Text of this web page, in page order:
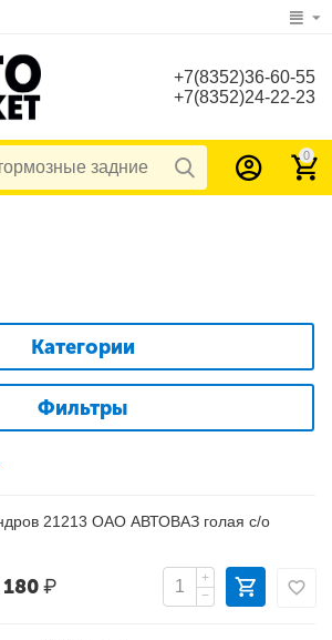
+7(8352)36-60-55
+7(8352)24-22-23
0
Категории
Фильтры
21213 ОАО АВТОВАЗ голая с/о
₽
+
−